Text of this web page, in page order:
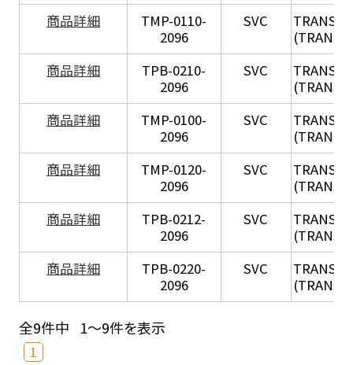
商品詳細
TMP-0110-
2096
SVC TRANSIL
商品詳細
TPB-0210-
2096
SVC TRANSIL
商品詳細
TMP-0100-
2096
SVC TRANSIL
商品詳細
TMP-0120-
2096
SVC TRANSIL
商品詳細
TPB-0212-
2096
SVC TRANSIL
商品詳細
TPB-0220-
2096
SVC TRANSIL
全9件中 1～9件を表示
1